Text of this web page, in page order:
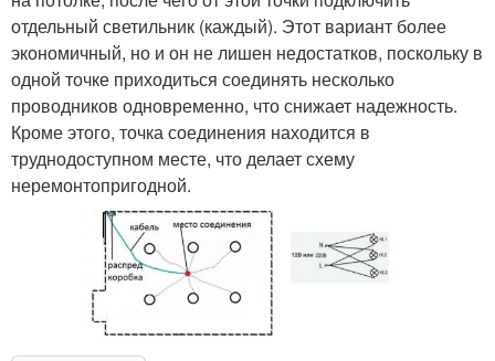
отдельный светильник (каждый). Этот вариант более
экономичный, но и он не лишен недостатков, поскольку в
одной точке приходиться соединять несколько
проводников одновременно, что снижает надежность.
Кроме этого, точка соединения находится в
труднодоступном месте, что делает схему
неремонтопригодной.